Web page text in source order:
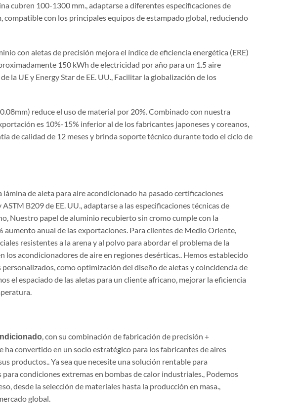
cubren 100-1300 mm., adaptarse a diferentes especificaciones de
con los principales equipos de estampado global, reduciendo
con aletas de precisión mejora el índice de eficiencia energética (ERE)
150 kWh de electricidad por año para un 1.5 aire
la UE y Energy Star de EE. UU., Facilitar la globalización de los
reduce el uso de material por 20%. Combinado con nuestra
es 10%-15% inferior al de los fabricantes japoneses y coreanos,
de calidad de 12 meses y brinda soporte técnico durante todo el ciclo de
de aleta para aire acondicionado ha pasado certificaciones
B209 de EE. UU., adaptarse a las especificaciones técnicas de
Nuestro papel de aluminio recubierto sin cromo cumple con la
anual de las exportaciones. Para clientes de Medio Oriente,
resistentes a la arena y al polvo para abordar el problema de la
los acondicionadores de aire en regiones desérticas.. Hemos establecido
como optimización del diseño de aletas y coincidencia de
el espaciado de las aletas para un cliente africano, mejorar la eficiencia
, con su combinación de fabricación de precisión +
convertido en un socio estratégico para los fabricantes de aires
productos.. Ya sea que necesite una solución rentable para
condiciones extremas en bombas de calor industriales., Podemos
desde la selección de materiales hasta la producción en masa.,
global.